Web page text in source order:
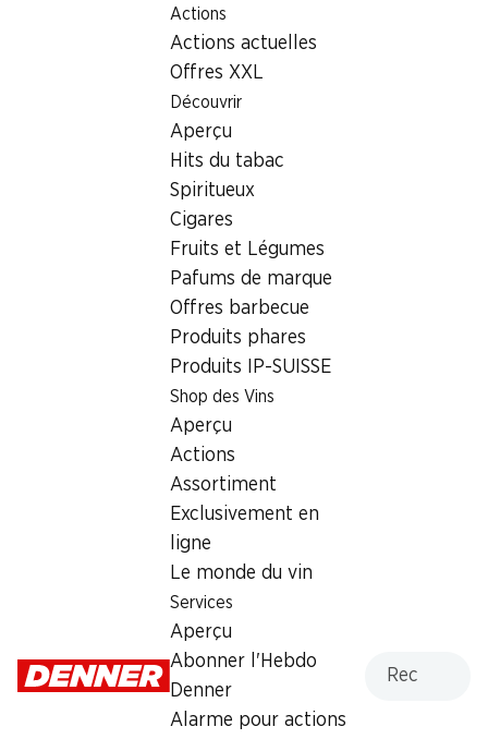
Actions
Actions actuelles
Offres XXL
Découvrir
Aperçu
Hits du tabac
Spiritueux
Cigares
Fruits et Légumes
Pafums de marque
Offres barbecue
Produits phares
Produits IP-SUISSE
Shop des Vins
Aperçu
Actions
Assortiment
Exclusivement en
ligne
Le monde du vin
Services
Aperçu
Abonner l'Hebdo
Denner
Alarme pour actions
Localisateur de succursales
Succursale Denner Seetalstrasse 50, 6020 Emmenbrücke
6020 Emmenbrücke, EKZ
Seetalstrasse 50, 6020 Emmenbrücke
Heures d'ouverture
Mercredi